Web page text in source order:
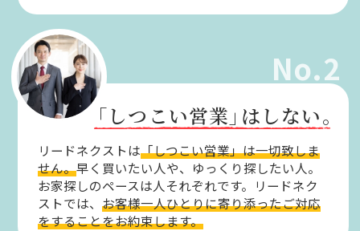
No.2
「しつこい営業」はしない。
リードネクストは「しつこい営業」は一切致しま
せん。早く買いたい人や、ゆっくり探したい人。
お家探しのペースは人それぞれです。リードネク
ストでは、お客様一人ひとりに寄り添ったご対応
をすることをお約束します。